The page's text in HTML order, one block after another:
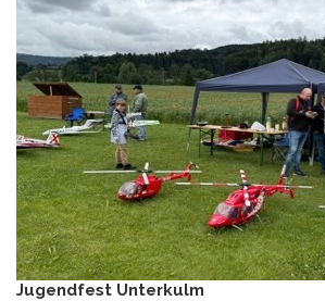
Jugendfest Unterkulm